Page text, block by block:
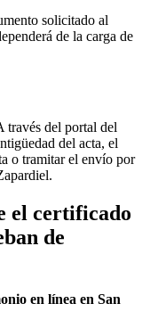
solicitado al
de la carga de
través del portal del
del acta, el
o tramitar el envío por
.
el certificado
de
en línea en San